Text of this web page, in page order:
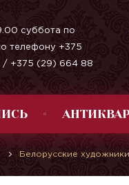
суббота по
телефону +375
/ +375 (29) 664 88
Белорусские